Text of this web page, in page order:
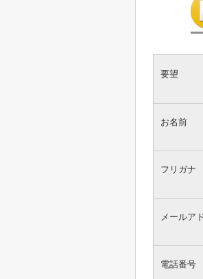
要望
お名前
フリガナ
メールア
電話番号